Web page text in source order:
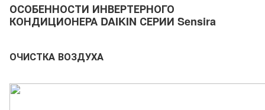
ОСОБЕННОСТИ ИНВЕРТЕРНОГО
КОНДИЦИОНЕРА DAIKIN СЕРИИ Sensira
ОЧИСТКА ВОЗДУХА